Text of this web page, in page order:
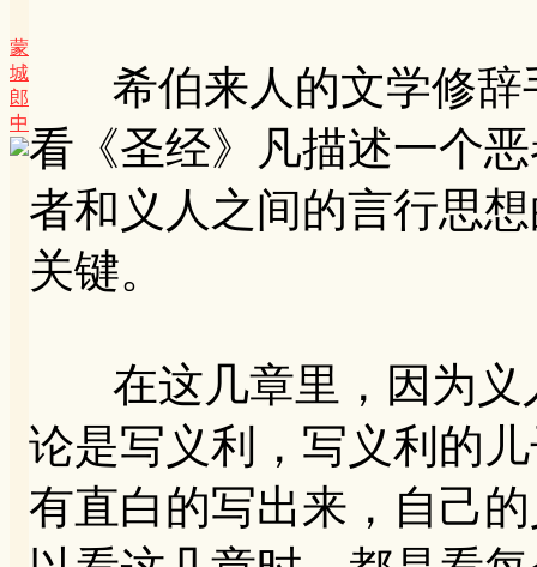
蒙
城
郎
中
希伯来人的文学修辞
看《圣经》凡描述一个
者和义人之间的言行思
关键。
在这几章里，因为义
论是写义利，写义利的
有直白的写出来，自己